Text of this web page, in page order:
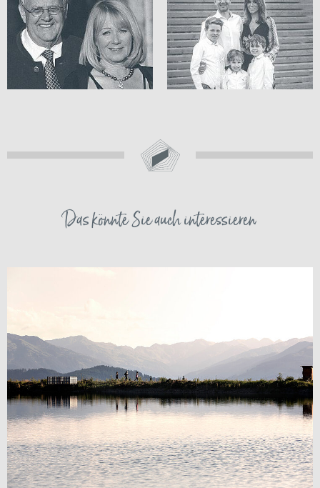
Das könnte Sie auch interessieren